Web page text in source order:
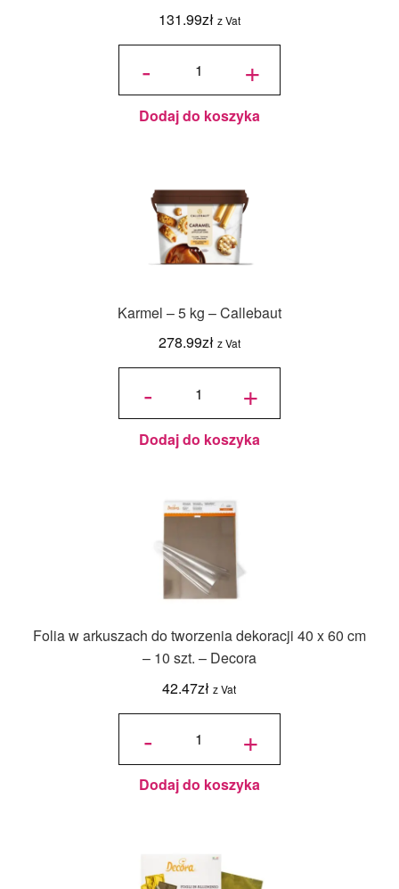
131.99zł z Vat
-
ilość
kruszone
Cacao +
Dodaj do koszyka
Karmel – 5 kg – Callebaut
278.99zł z Vat
-
ilość
Callebaut +
Dodaj do koszyka
Folia w arkuszach do tworzenia dekoracji 40 x 60 cm
– 10 szt. – Decora
42.47zł z Vat
-
ilość Folia
do
tworzenia
dekoracji
40 x 60
cm - 10
Decora
+
Dodaj do koszyka